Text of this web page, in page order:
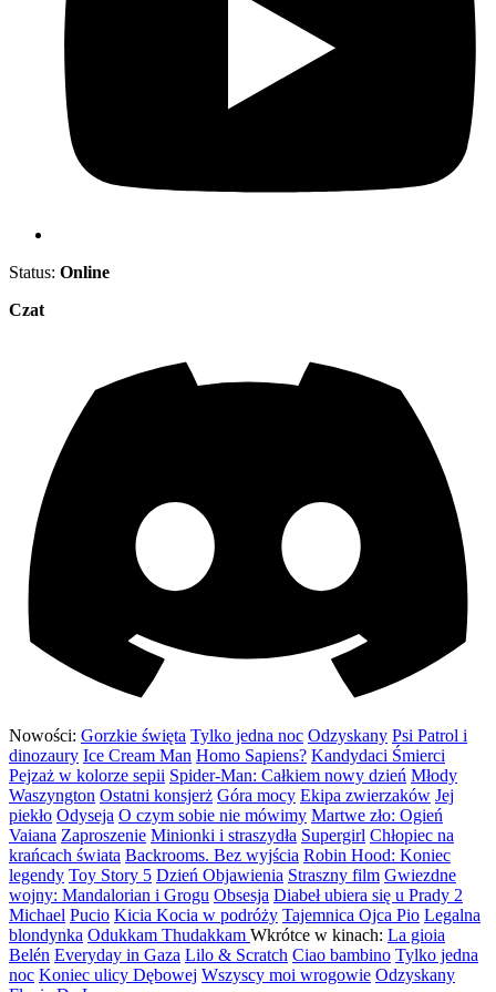
Status: Online
Czat
Nowości: Gorzkie święta Tylko jedna noc Odzyskany Psi Patrol i
dinozaury Ice Cream Man Homo Sapiens? Kandydaci Śmierci
Pejzaż w kolorze sepii Spider-Man: Całkiem nowy dzień Młody
Waszyngton Ostatni konsjerż Góra mocy Ekipa zwierzaków Jej
piekło Odyseja O czym sobie nie mówimy Martwe zło: Ogień
Vaiana Zaproszenie Minionki i straszydła Supergirl Chłopiec na
krańcach świata Backrooms. Bez wyjścia Robin Hood: Koniec
legendy Toy Story 5 Dzień Objawienia Straszny film Gwiezdne
wojny: Mandalorian i Grogu Obsesja Diabeł ubiera się u Prady 2
Michael Pucio Kicia Kocia w podróży Tajemnica Ojca Pio Legalna
blondynka Odukkam Thudakkam Wkrótce w kinach: La gioia
Belén Everyday in Gaza Lilo & Scratch Ciao bambino Tylko jedna
noc Koniec ulicy Dębowej Wszyscy moi wrogowie Odzyskany